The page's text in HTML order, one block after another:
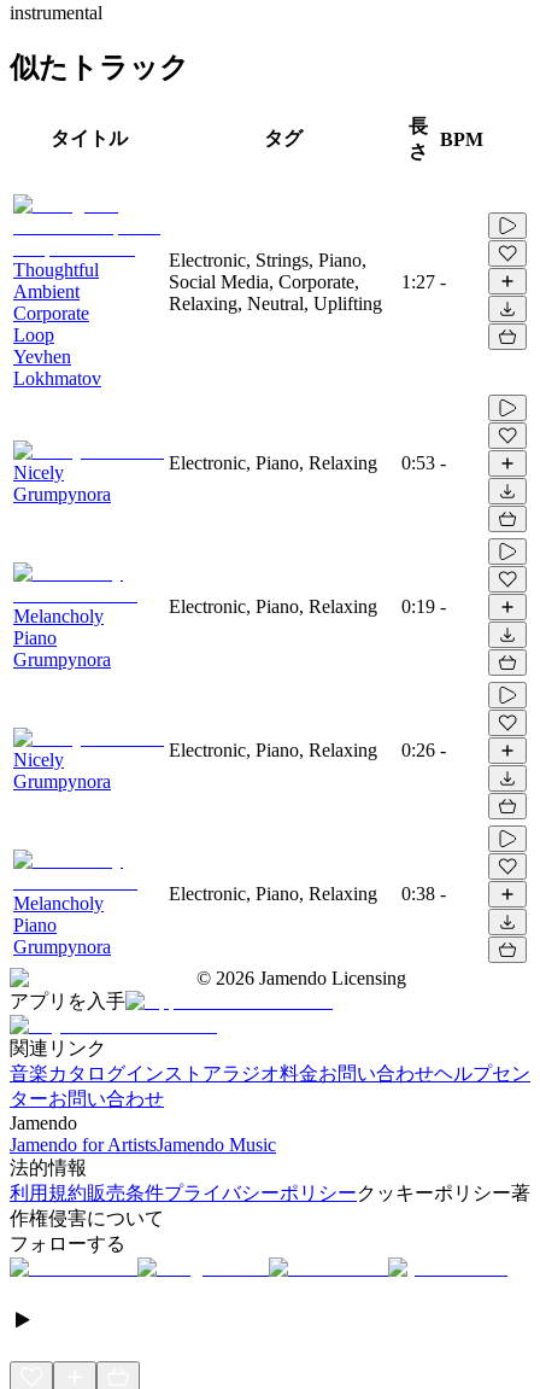
instrumental
似たトラック
タイトル タグ
長
さ
BPM
Thoughtful
Ambient
Corporate
Loop
Yevhen
Lokhmatov
Electronic, Strings, Piano,
Social Media, Corporate,
Relaxing, Neutral, Uplifting
1:27 -
Nicely
Grumpynora
Electronic, Piano, Relaxing 0:53 -
Melancholy
Piano
Grumpynora
Electronic, Piano, Relaxing 0:19 -
Nicely
Grumpynora
Electronic, Piano, Relaxing 0:26 -
Melancholy
Piano
Grumpynora
Electronic, Piano, Relaxing 0:38 -
© 2026 Jamendo Licensing
アプリを入手
関連リンク
音楽カタログインストアラジオ料金お問い合わせヘルプセン
ターお問い合わせ
Jamendo
Jamendo for ArtistsJamendo Music
法的情報
利用規約販売条件プライバシーポリシークッキーポリシー著
作権侵害について
フォローする